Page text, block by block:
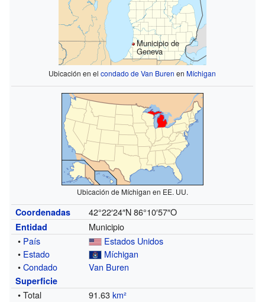
Municipio de
Geneva
Ubicación en elcondado de Van Buren enMíchigan
Ubicación de Míchigan en EE. UU.
Coordenadas 42°22′24″N 86°10′57″O
Entidad
Municipio
• País
Estados Unidos
• Estado
Míchigan
•Condado Van Buren
Superficie
• Total 91.63km²